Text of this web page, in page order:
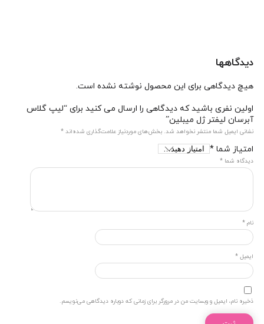
دیدگاهها
هیچ دیدگاهی برای این محصول نوشته نشده است.
اولین نفری باشید که دیدگاهی را ارسال می کنید برای “لیپ گلاس
آبرسان لیفتر ژل میبلین”
نشانی ایمیل شما منتشر نخواهد شد. بخش‌های موردنیاز علامت‌گذاری شده‌اند *
امتیاز شما *
دیدگاه شما *
نام *
ایمیل *
ذخیره نام، ایمیل و وبسایت من در مرورگر برای زمانی که دوباره دیدگاهی می‌نویسم.